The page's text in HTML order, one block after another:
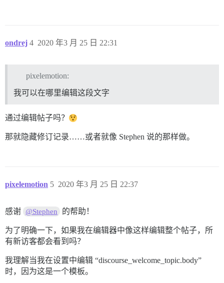
ondrej 2020 年3 月 25 日 22:31
4
pixelemotion:
我可以在哪里编辑这段文字
通过编辑帖子吗？
那就隐藏修订记录……或者就像 Stephen 说的那样做。
pixelemotion 2020 年3 月 25 日 22:37
5
感谢 @Stephen 的帮助！
为了明确一下，如果我在编辑器中像这样编辑整个帖子，所
有新访客都会看到吗？
我理解当我在设置中编辑 “discourse_welcome_topic.body”
时，因为这是一个模板。